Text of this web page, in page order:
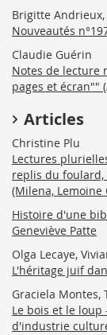
Brigitte Andrieux,
Nouveautés
Claudie Guérin
Notes de lecture
pages et écran""
Articles
Christine Plu
Lectures
replis du
(Milena, Lemoine
Histoire d'une
Geneviève Patte
Olga Lecaye,
L'héritage juif
Graciela Montes,
Le bois et le
d'industrie